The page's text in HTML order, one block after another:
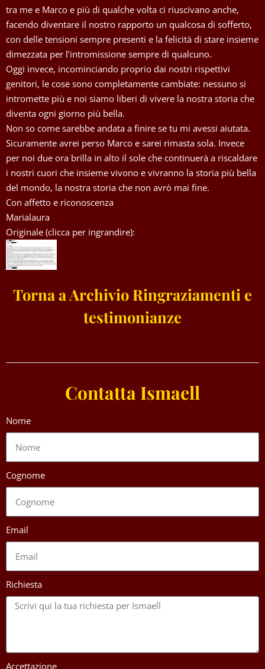
tra me e Marco e più di qualche volta ci riuscivano anche,
facendo diventare il nostro rapporto un qualcosa di sofferto,
con delle tensioni sempre presenti e la felicità di stare insieme
dimezzata per l’intromissione sempre di qualcuno.
Oggi invece, incominciando proprio dai nostri rispettivi
genitori, le cose sono completamente cambiate: nessuno si
intromette più e noi siamo liberi di vivere la nostra storia che
diventa ogni giorno più bella.
Non so come sarebbe andata a finire se tu mi avessi aiutata.
Sicuramente avrei perso Marco e sarei rimasta sola. Invece
per noi due ora brilla in alto il sole che continuerà a riscaldare
i nostri cuori che insieme vivono e vivranno la storia più bella
del mondo, la nostra storia che non avrò mai fine.
Con affetto e riconoscenza
Marialaura
Originale (clicca per ingrandire):
Torna a Archivio Ringraziamenti e
testimonianze
Contatta Ismaell
Nome
Cognome
Email
Richiesta
Accettazione